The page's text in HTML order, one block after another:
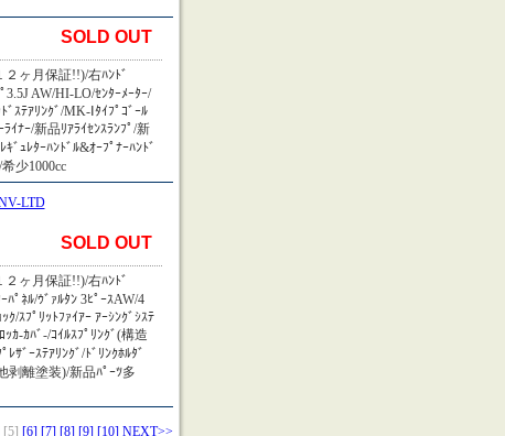
SOLD OUT
２ヶ月保証!!)/右ﾊﾝﾄﾞ
3.5J AW/HI-LO/ｾﾝﾀｰﾒｰﾀｰ/
ｽﾃｱﾘﾝｸﾞ/MK-Ⅰﾀｲﾌﾟｺﾞｰﾙ
ｲﾅｰ/新品ﾘｱﾗｲｾﾝｽﾗﾝﾌﾟ/新
ﾞｭﾚﾀｰﾊﾝﾄﾞﾙ&ｵｰﾌﾟﾅｰﾊﾝﾄﾞ
少1000cc
LTD
SOLD OUT
２ヶ月保証!!)/右ﾊﾝﾄﾞ
ﾟﾈﾙ/ｳﾞｧﾙﾀﾝ 3ﾋﾟｰｽAW/4
ｸ/ｽﾌﾟﾘｯﾄﾌｧｲｱｰ ｱｰｼﾝｸﾞｼｽﾃ
ｯｶ-ｶﾊﾞ-/ｺｲﾙｽﾌﾟﾘﾝｸﾞ(構造
ｻﾞｰｽﾃｱﾘﾝｸﾞ/ﾄﾞﾘﾝｸﾎﾙﾀﾞ
剥離塗装)/新品ﾊﾟｰﾂ多
[5] [6] [7] [8] [9] [10] NEXT>>